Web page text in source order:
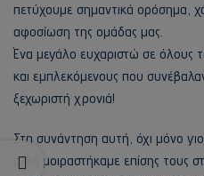
πετύχουμε σημαντικά ορόσημα,
αφοσίωση της ομάδας μας.
Ένα μεγάλο ευχαριστώ σε όλους
και εμπλεκόμενους που
ξεχωριστή χρονιά!
Στη συνάντηση αυτή, όχι μόνο
αλλά μοιραστήκαμε επίσης τους